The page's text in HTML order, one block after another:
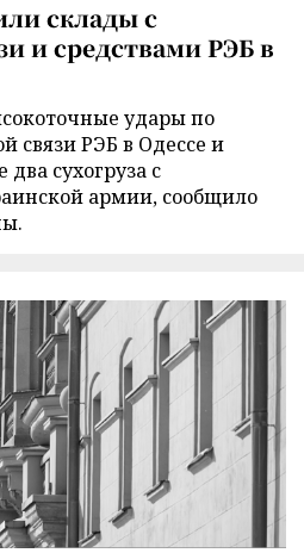
склады с
и средствами РЭБ в
удары по
связи РЭБ в Одессе и
сухогруза с
армии, сообщило